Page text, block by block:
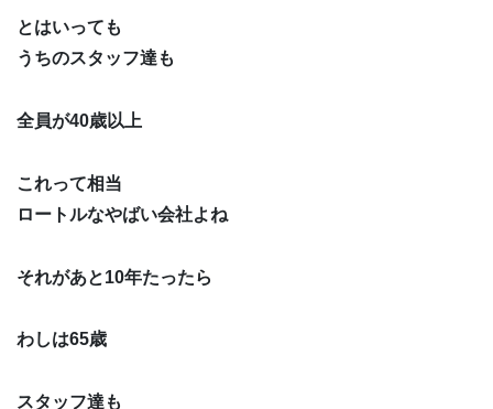
とはいっても
うちのスタッフ達も
全員が40歳以上
これって相当
ロートルなやばい会社よね
それがあと10年たったら
わしは65歳
スタッフ達も